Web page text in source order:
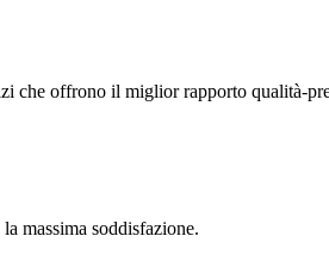
che offrono il miglior rapporto qualità-
massima soddisfazione.